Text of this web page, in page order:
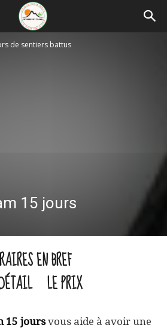
de sentiers battus
15 jours
EN BREF
LE PRIX
15 joursvous aide à avoir une